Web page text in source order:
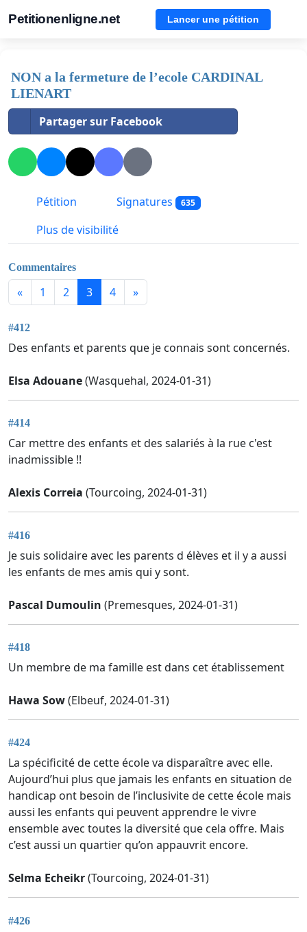
Petitionenligne.net Lancer une pétition
NON a la fermeture de l’ecole CARDINAL
LIENART
Partager sur Facebook
Pétition Signatures 635
Plus de visibilité
Commentaires
« 1 2 3 4 »
#412
Des enfants et parents que je connais sont concernés.
Elsa Adouane(Wasquehal, 2024-01-31)
#414
Car mettre des enfants et des salariés à la rue c'est
inadmissible !!
Alexis Correia (Tourcoing, 2024-01-31)
#416
Je suis solidaire avec les parents d élèves et il y a aussi
les enfants de mes amis qui y sont.
Pascal Dumoulin (Premesques, 2024-01-31)
#418
Un membre de ma famille est dans cet établissement
Hawa Sow(Elbeuf, 2024-01-31)
#424
La spécificité de cette école va disparaître avec elle.
Aujourd’hui plus que jamais les enfants en situation de
handicap ont besoin de l’inclusivite de cette école mais
aussi les enfants qui peuvent apprendre le vivre
ensemble avec toutes la diversité que cela offre. Mais
c’est aussi un quartier qu’on appauvrit encore.
Selma Echeikr(Tourcoing, 2024-01-31)
#426